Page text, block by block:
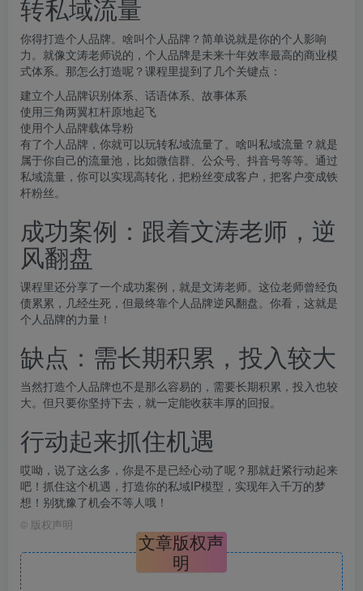
转私域流量
你得打造个人品牌。啥叫个人品牌？简单说就是你的个人影响
力。就像文涛老师说的，个人品牌是未来十年效率最高的商业模
式体系。那怎么打造呢？课程里提到了几个关键点：
建立个人品牌识别体系、话语体系、故事体系
使用三角两翼杠杆原地起飞
使用个人品牌载体导粉
有了个人品牌，你就可以玩转私域流量了。啥叫私域流量？就是
属于你自己的流量池，比如微信群、公众号、抖音号等等。通过
私域流量，你可以实现高转化，把粉丝变成客户，把客户变成铁
杆粉丝。
成功案例：跟着文涛老师，逆
风翻盘
课程里还分享了一个成功案例，就是文涛老师。这位老师曾经负
债累累，几经生死，但最终靠个人品牌逆风翻盘。你看，这就是
个人品牌的力量！
缺点：需长期积累，投入较大
当然打造个人品牌也不是那么容易的，需要长期积累，投入也较
大。但只要你坚持下去，就一定能收获丰厚的回报。
行动起来抓住机遇
哎呦，说了这么多，你是不是已经心动了呢？那就赶紧行动起来
吧！抓住这个机遇，打造你的私域IP模型，实现年入千万的梦
想！别犹豫了机会不等人哦！
© 版权声明
文章版权声
明